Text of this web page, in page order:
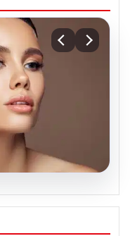
dökülmesi
etki